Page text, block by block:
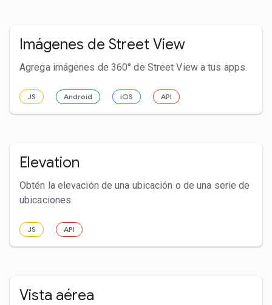
Imágenes de Street View
Agrega imágenes de 360° de Street View a tus apps.
JS Android iOS API
Elevation
Obtén la elevación de una ubicación o de una serie de
ubicaciones.
JS API
Vista aérea